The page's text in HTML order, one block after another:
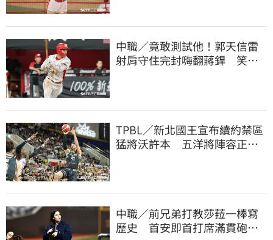
中職／竟敢測試他！郭天信雷
射肩守住完封嗨翻蔣銲 笑談
TPBL／新北國王宣布續約禁區
猛將沃許本 五洋將陣容正式
中職／前兄弟打教莎菈一棒寫
歷史 首安即首打席滿貫砲！